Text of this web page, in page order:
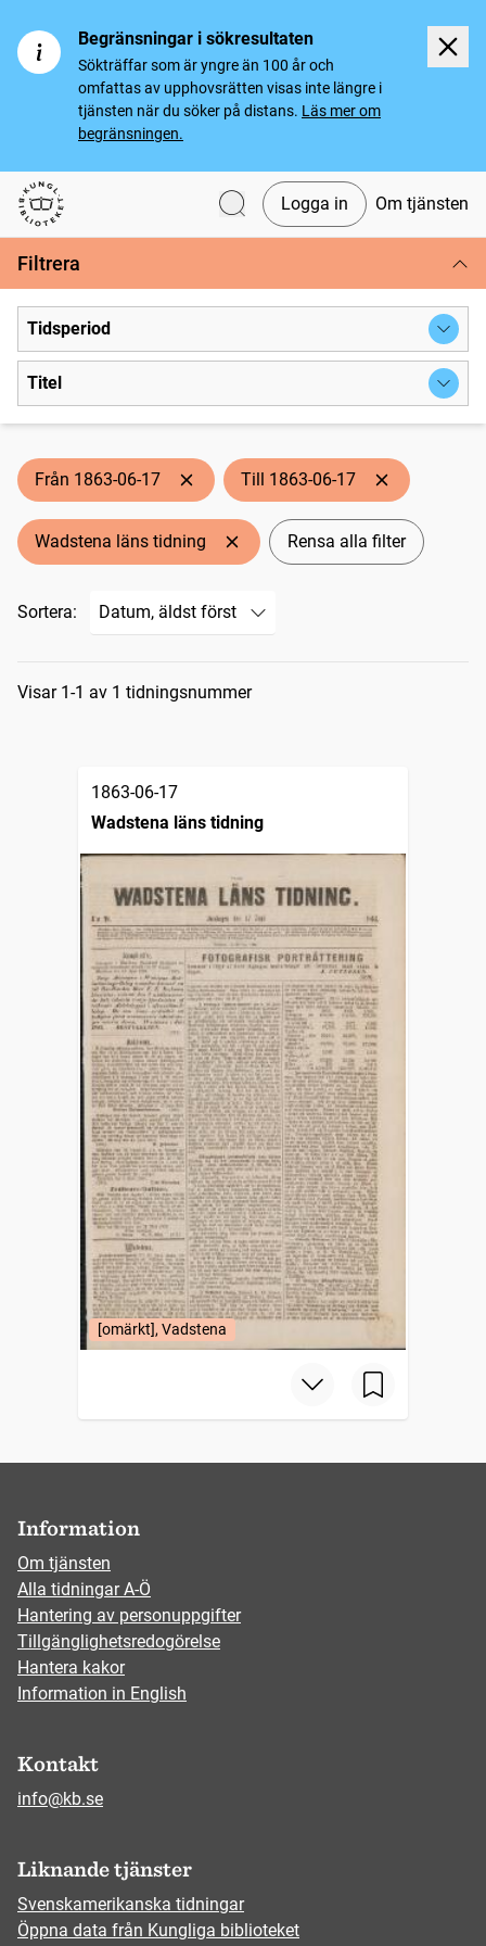
Begränsningar i sökresultaten
Sökträffar som är yngre än 100 år och
omfattas av upphovsrätten visas inte längre i
tjänsten när du söker på distans. Läs mer om
begränsningen.
Svenska tidningar
Logga in Om tjänsten
Filtrera
Tidsperiod
Titel
Från 1863-06-17 Till 1863-06-17
Wadstena läns tidning Rensa alla filter
Sortera:
Sökresultat
Visar 1-1 av 1 tidningsnummer
1863-06-17
Wadstena läns tidning
[omärkt], Vadstena
Information
Om tjänsten
Alla tidningar A-Ö
Hantering av personuppgifter
Tillgänglighetsredogörelse
Hantera kakor
Information in English
Kontakt
info@kb.se
Liknande tjänster
Svenskamerikanska tidningar
Öppna data från Kungliga biblioteket